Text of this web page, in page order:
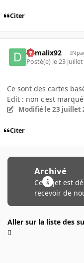
Citer
damalix92
Posté(e) le 23
Ce sont des cartes
Edit : non c'est
Modifié le 23 juillet
Citer
Archivé
Ce sujet est
recevoir de
Aller sur la liste des